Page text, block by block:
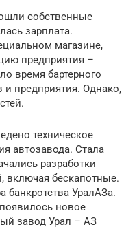
собственные
зарплата.
магазине,
предприятия –
время бартерного
предприятия. Однако,
техническое
автозавода. Стала
разработки
включая бескапотные.
банкротства УралАЗа.
новое
завод Урал – АЗ